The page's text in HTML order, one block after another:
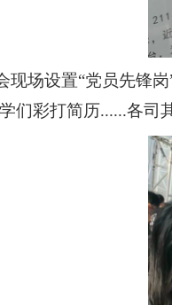
现场设置“党员先锋
们彩打简历......各司